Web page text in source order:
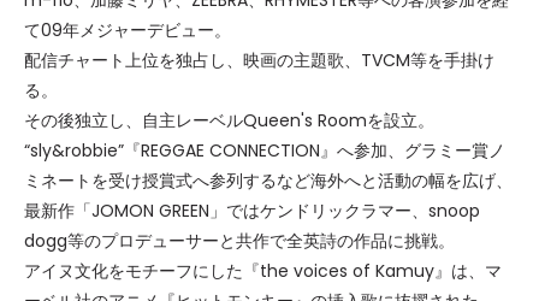
て09年メジャーデビュー。
配信チャート上位を独占し、映画の主題歌、TVCM等を手掛け
る。
その後独立し、自主レーベルQueen's Roomを設立。
“sly&robbie”『REGGAE CONNECTION』へ参加、グラミー賞ノ
ミネートを受け授賞式へ参列するなど海外へと活動の幅を広げ、
最新作「JOMON GREEN」ではケンドリックラマー、snoop
dogg等のプロデューサーと共作で全英詩の作品に挑戦。
アイヌ文化をモチーフにした『the voices of Kamuy』は、マ